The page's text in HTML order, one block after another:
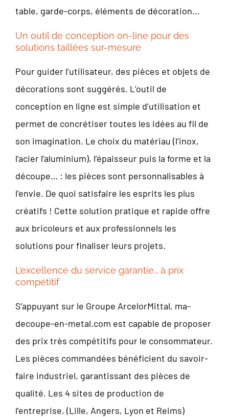
table, garde-corps, éléments de décoration…
Un outil de conception on-line pour des
solutions taillées sur-mesure
Pour guider l’utilisateur, des pièces et objets de
décorations sont suggérés. L’outil de
conception en ligne est simple d’utilisation et
permet de concrétiser toutes les idées au fil de
son imagination. Le choix du matériau (l’inox,
l’acier l’aluminium), l’épaisseur puis la forme et la
découpe… : les pièces sont personnalisables à
l’envie. De quoi satisfaire les esprits les plus
créatifs ! Cette solution pratique et rapide offre
aux bricoleurs et aux professionnels les
solutions pour finaliser leurs projets.
L’excellence du service garantie… à prix
compétitif
S’appuyant sur le Groupe ArcelorMittal, ma-
decoupe-en-metal.com est capable de proposer
des prix très compétitifs pour le consommateur.
Les pièces commandées bénéficient du savoir-
faire industriel, garantissant des pièces de
qualité. Les 4 sites de production de
l’entreprise, (Lille, Angers, Lyon et Reims)